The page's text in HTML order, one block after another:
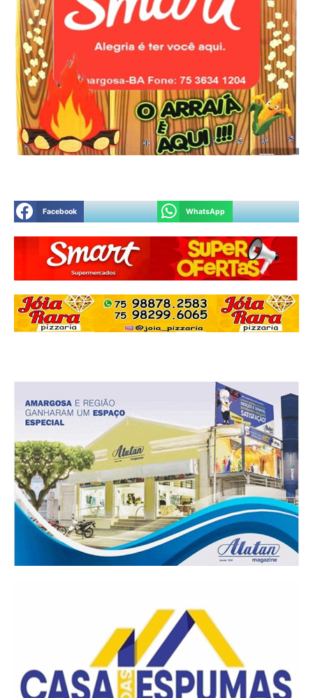
Facebook WhatsApp